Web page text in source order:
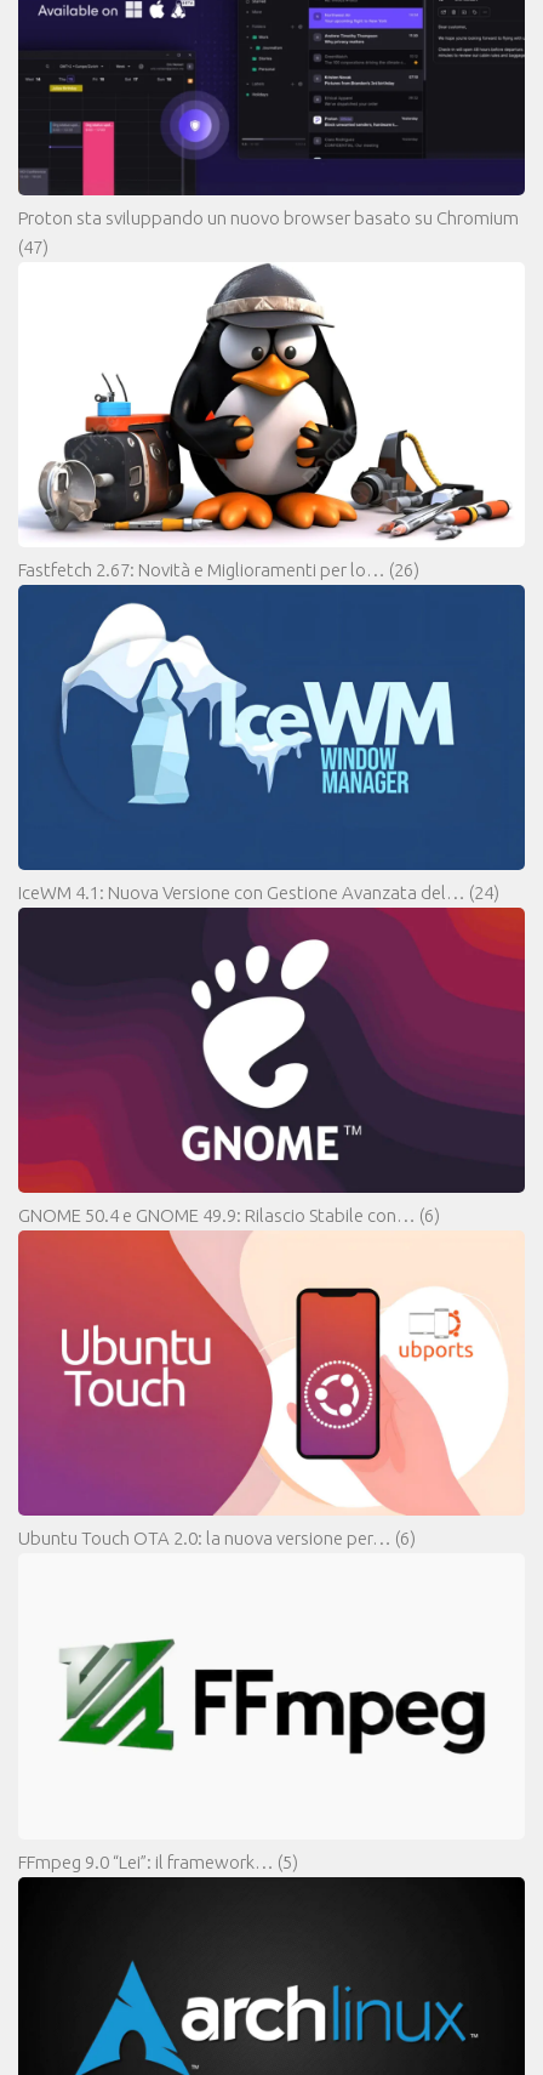
Proton sta sviluppando un nuovo browser basato su Chromium
(47)
Fastfetch 2.67: Novità e Miglioramenti per lo… (26)
IceWM 4.1: Nuova Versione con Gestione Avanzata del… (24)
GNOME 50.4 e GNOME 49.9: Rilascio Stabile con… (6)
Ubuntu Touch OTA 2.0: la nuova versione per… (6)
FFmpeg 9.0 “Lei”: il framework… (5)